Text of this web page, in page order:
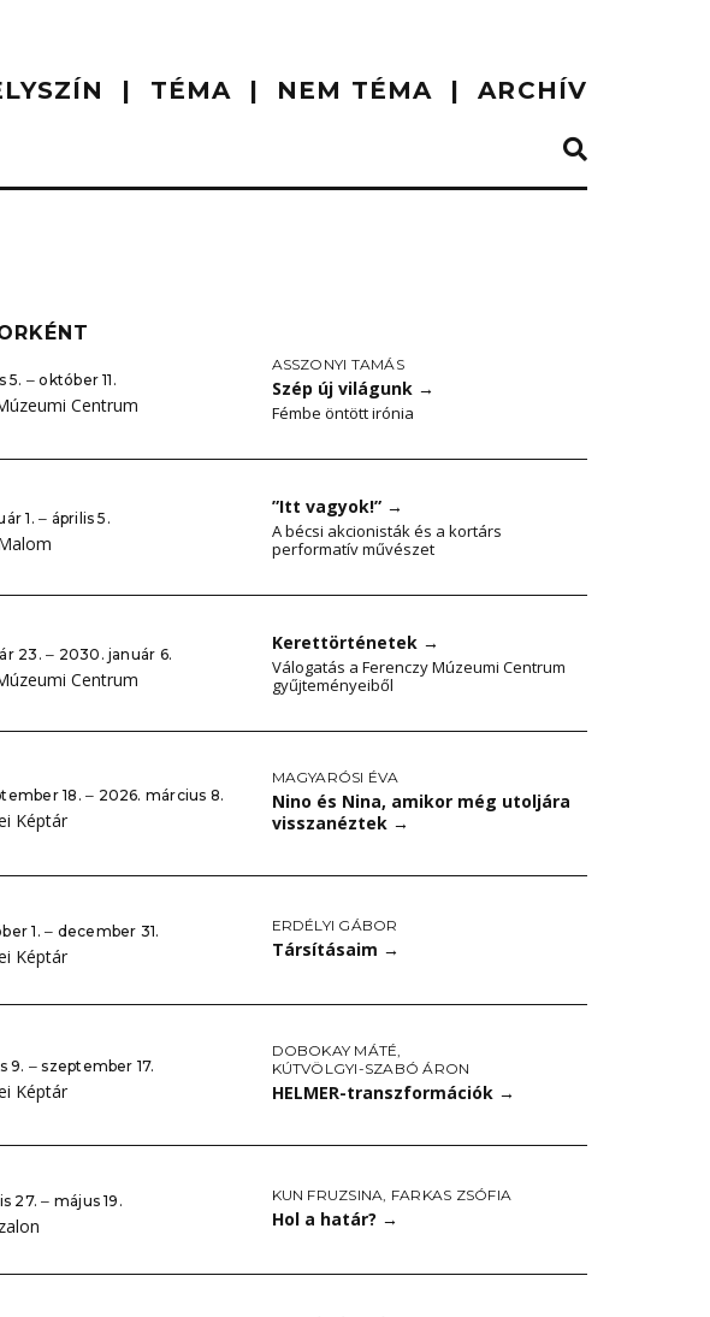
TÉMA NEM TÉMA ARCHÍV
5. ‒ október 11.
Centrum
ASSZONYI TAMÁS
Szép új világunk →
Fémbe öntött irónia
1. ‒ április 5.
”Itt vagyok!” →
A bécsi akcionisták és a kortárs
performatív művészet
23. ‒ 2030. január 6.
Centrum
Kerettörténetek →
Válogatás a Ferenczy Múzeumi Centrum
gyűjteményeiből
18. ‒ 2026. március 8.
Képtár
MAGYARÓSI ÉVA
Nino és Nina, amikor még utoljára
visszanéztek →
1. ‒ december 31.
Képtár
ERDÉLYI GÁBOR
Társításaim →
9. ‒ szeptember 17.
Képtár
DOBOKAY MÁTÉ,
KÚTVÖLGYI-SZABÓ ÁRON
HELMER-transzformációk →
27. ‒ május 19. KUN FRUZSINA FARKAS ZSÓFIA
Hol a határ? →